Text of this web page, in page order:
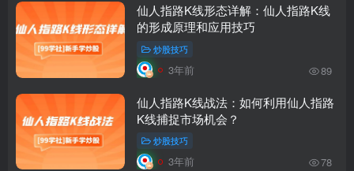
仙人指路K线形态详解：仙人指路K线
的形成原理和应用技巧
炒股技巧
3年前 89
仙人指路K线战法：如何利用仙人指路
K线捕捉市场机会？
炒股技巧
3年前 78